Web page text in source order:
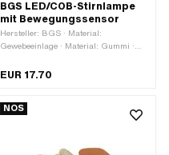
BGS LED/COB-Stirnlampe
mit Bewegungssensor
Hersteller: BGS · Material:
Gewebeeinlage · Material: Gummi ·
Kabellänge: 500 mm ·
Strasseneinsatz ·
EUR 17.70
NOS